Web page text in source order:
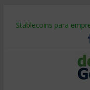
Stablecoins para
Despido silencioso:
IA en selección de
Trabajo forzoso en la
Mercado hispano de